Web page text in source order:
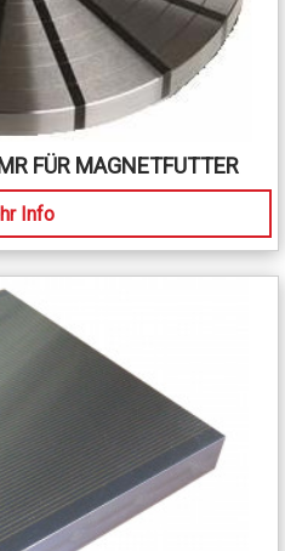
FÜR MAGNETFUTTER
Info